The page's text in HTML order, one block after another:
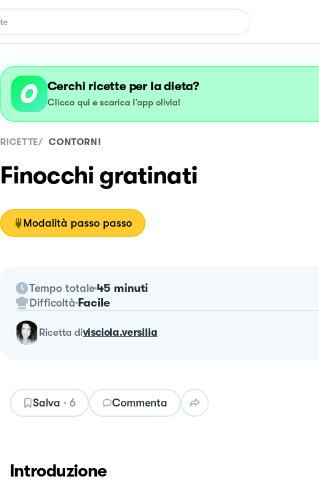
Cerchi ricette per la dieta?
Clicca qui e scarica l’app olivia!
RICETTE/ CONTORNI
Finocchi gratinati
Modalità passo passo
Tempo totale 45 minuti
Difficoltà Facile
ricetta divisciola.versilia
Salva · 6 Commenta
Introduzione